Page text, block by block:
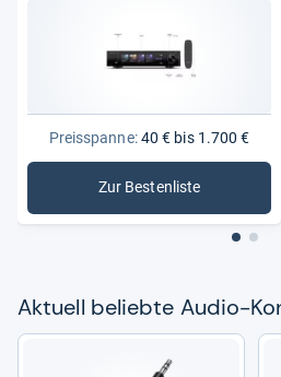
Preisspanne:40 € bis 1.700 €
Zur Bestenliste: Audio-Konverter
Aktu­ell beliebte Audio-​